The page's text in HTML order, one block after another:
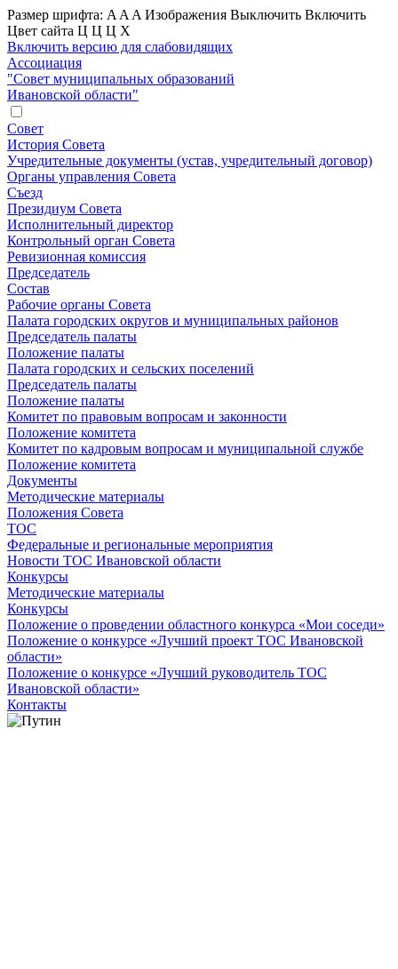
Размер шрифта: A A A Изображения Выключить Включить
Цвет сайта Ц Ц Ц Х
Включить версию для слабовидящих
Ассоциация
"Совет муниципальных образований
Ивановской области"
Совет
История Совета
Учредительные документы (устав, учредительный договор)
Органы управления Совета
Съезд
Президиум Совета
Исполнительный директор
Контрольный орган Совета
Ревизионная комиссия
Председатель
Состав
Рабочие органы Совета
Палата городских округов и муниципальных районов
Председатель палаты
Положение палаты
Палата городских и сельских поселений
Председатель палаты
Положение палаты
Комитет по правовым вопросам и законности
Положение комитета
Комитет по кадровым вопросам и муниципальной службе
Положение комитета
Документы
Методические материалы
Положения Совета
ТОС
Федеральные и региональные мероприятия
Новости ТОС Ивановской области
Конкурсы
Методические материалы
Конкурсы
Положение о проведении областного конкурса «Мои соседи»
Положение о конкурсе «Лучший проект ТОС Ивановской
области»
Положение о конкурсе «Лучший руководитель ТОС
Ивановской области»
Контакты